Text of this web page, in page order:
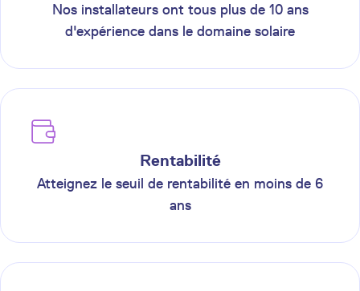
Nos installateurs ont tous plus de 10 ans
d'expérience dans le domaine solaire
Rentabilité
Atteignez le seuil de rentabilité en moins de 6
ans